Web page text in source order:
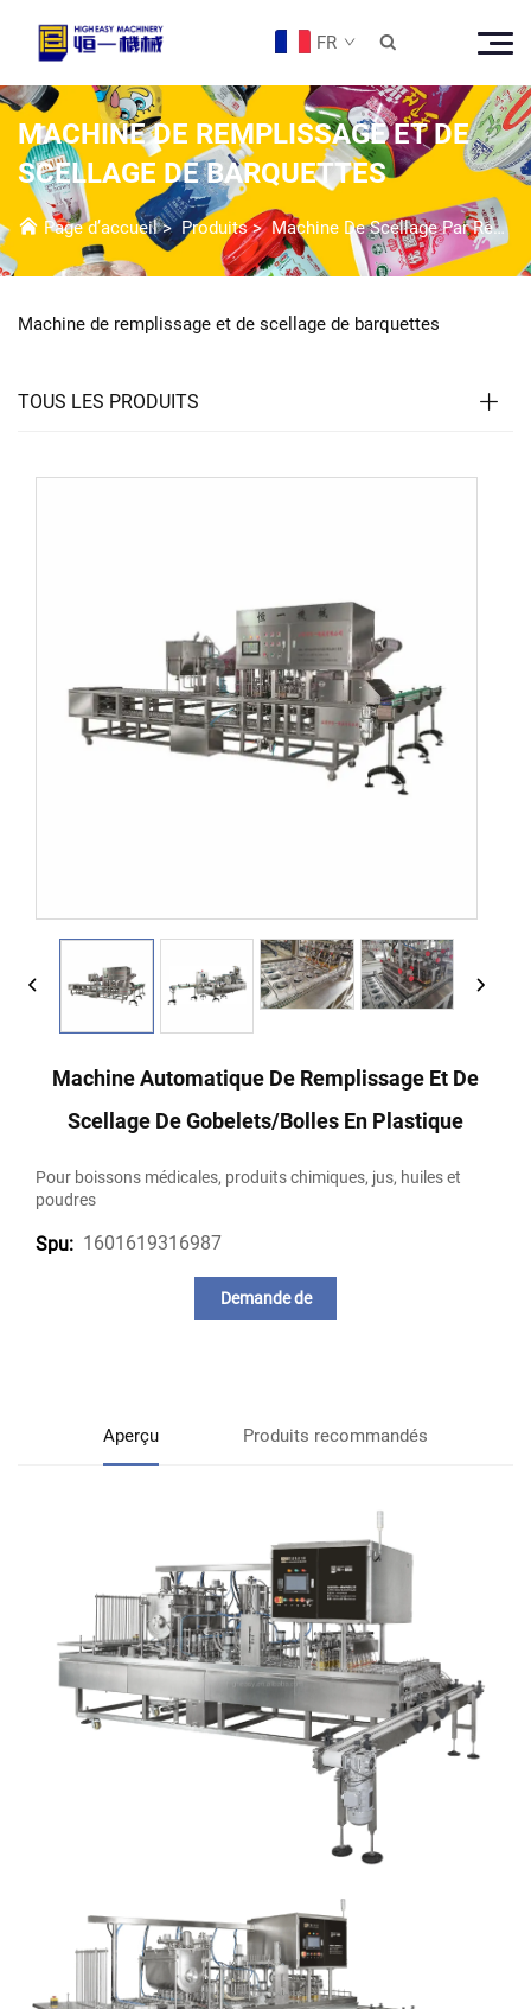
FR 
MACHINE DE REMPLISSAGE ET DE
SCELLAGE DE BARQUETTES
Page d’accueil>Produits>Machine De Scellage Par Remplissage
Machine de remplissage et de scellage de barquettes
TOUS LES PRODUITS
Machine Automatique De Remplissage Et De
Scellage De Gobelets/bolles En Plastique
Pour boissons médicales, produits chimiques, jus, huiles et
poudres
Spu: 1601619316987
Demande de
Aperçu Produits recommandés